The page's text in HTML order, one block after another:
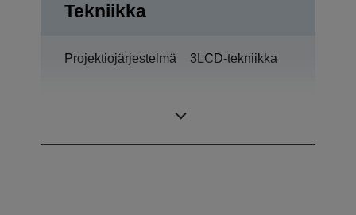
Tekniikka
Projektiojärjestelmä 3LCD-tekniikka